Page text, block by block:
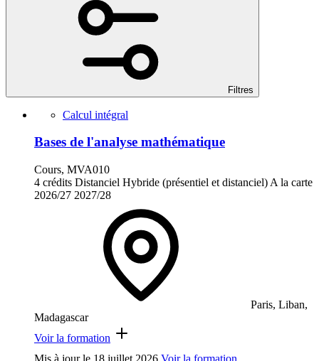
Filtres
Calcul intégral
Bases de l'analyse mathématique
Cours, MVA010
4 crédits Distanciel Hybride (présentiel et distanciel) A la carte
2026/27 2027/28
Paris, Liban,
Madagascar
Voir la formation